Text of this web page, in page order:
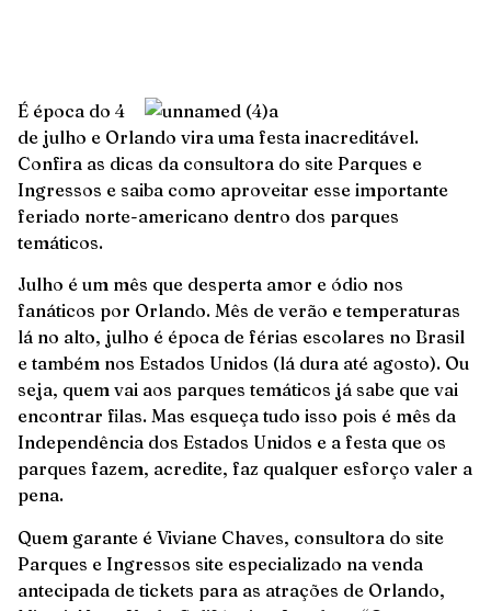
É época do 4
de julho e Orlando vira uma festa inacreditável.
Confira as dicas da consultora do site Parques e
Ingressos e saiba como aproveitar esse importante
feriado norte-americano dentro dos parques
temáticos.
Julho é um mês que desperta amor e ódio nos
fanáticos por Orlando. Mês de verão e temperaturas
lá no alto, julho é época de férias escolares no Brasil
e também nos Estados Unidos (lá dura até agosto). Ou
seja, quem vai aos parques temáticos já sabe que vai
encontrar filas. Mas esqueça tudo isso pois é mês da
Independência dos Estados Unidos e a festa que os
parques fazem, acredite, faz qualquer esforço valer a
pena.
Quem garante é Viviane Chaves, consultora do site
Parques e Ingressos site especializado na venda
antecipada de tickets para as atrações de Orlando,